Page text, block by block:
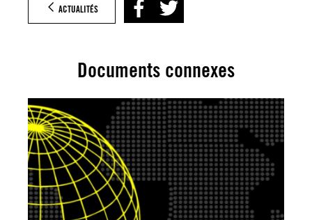
ACTUALITÉS
Documents connexes